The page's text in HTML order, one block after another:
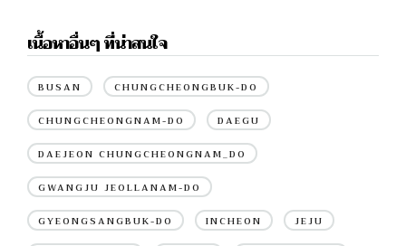
เนื้อหาอื่นๆ ที่น่าสนใจ
BUSAN CHUNGCHEONGBUK-DO
CHUNGCHEONGNAM-DO DAEGU
DAEJEON CHUNGCHEONGNAM_DO
GWANGJU JEOLLANAM-DO
GYEONGSANGBUK-DO INCHEON JEJU